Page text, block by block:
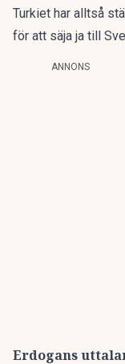
Turkiet har alltså
för att säja ja till
ANNONS
Erdogans